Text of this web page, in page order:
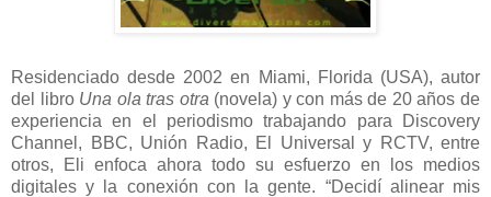
Residenciado desde 2002 en Miami, Florida (USA), autor
del libro Una ola tras otra (novela) y con más de 20 años de
experiencia en el periodismo trabajando para Discovery
Channel, BBC, Unión Radio, El Universal y RCTV, entre
otros, Eli enfoca ahora todo su esfuerzo en los medios
digitales y la conexión con la gente. “Decidí alinear mis